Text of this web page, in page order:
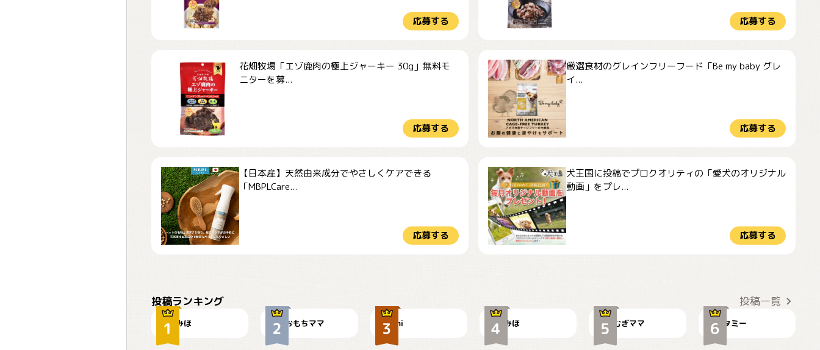
応募する 応募する
花畑牧場「エゾ鹿肉の極上ジャーキー 30g」無料モ
ニターを募...
応募する
厳選食材のグレインフリーフード「Be my baby グレ
イ...
応募する
【日本産】天然由来成分でやさしくケアできる
「MBPLCare...
応募する
犬王国に投稿でプロクオリティの「愛犬のオリジナル
動画」をプレ...
応募する
投稿ランキング 投稿一覧
みほ おもちママ mi みほ むぎママ タミー